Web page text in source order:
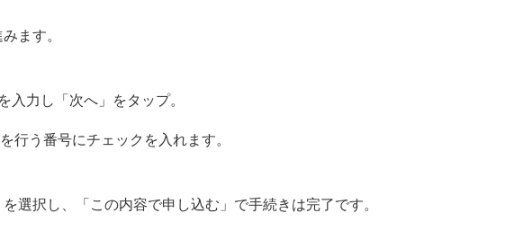
ます。
入力し「次へ」をタップ。
行う番号にチェックを入れます。
を選択し、「この内容で申し込む」で手続きは完了です。